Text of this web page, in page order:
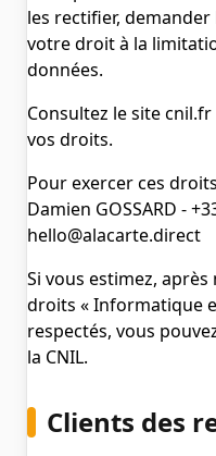
les rectifier,
votre droit à la
données.
Consultez le site
vos droits.
Pour exercer ces
Damien GOSSARD -
hello@alacarte.direct
Si vous estimez,
droits « Informatique
respectés, vous
la CNIL.
Clients des